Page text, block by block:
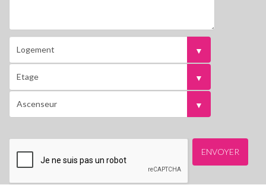
Logement
Arrivée
Etage
arrivée
Ascenseur
arrivée
ENVOYER